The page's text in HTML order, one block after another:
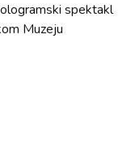
spektakl
Muzeju